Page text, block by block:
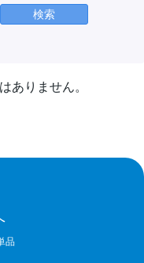
検索
ありません。
品